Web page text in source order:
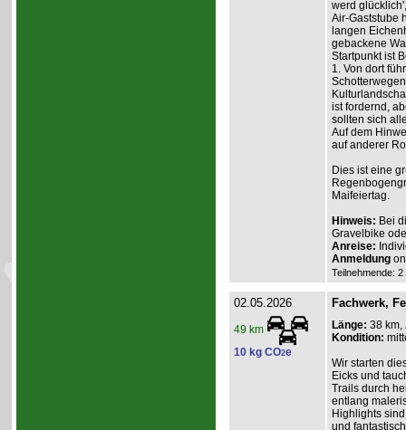
werd
Air-Gaststube
langen
gebackene
Startpunkt ist
1. Von dort
ist fordernd,
sollten sich
Auf dem
auf anderer
Dies ist eine
Maifeiertag.
Hinweis: Bei
Gravelbike
Anreise:
Anmeldung
Teilnehmende:
02.05.2026
49 km
10 kg CO2e
Fachwerk,
Länge: 38 km,
Kondition:
Wir starten
Eicks und
Trails durch
entlang
Highlights
und